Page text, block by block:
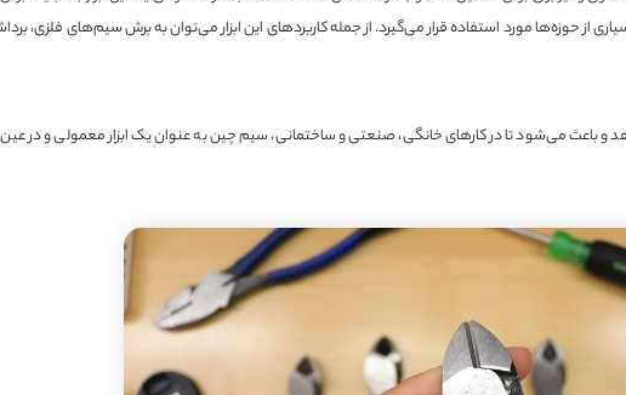
از حوزه‌ها مورد استفاده قرار می‌گیرد. از جمله کاربردهای این ابزار می‌توان به برش سیم‌های فلزی،
و باعث می‌شود تا در کارهای خانگی، صنعتی و ساختمانی، سیم چین به عنوان یک ابزار معمولی و در